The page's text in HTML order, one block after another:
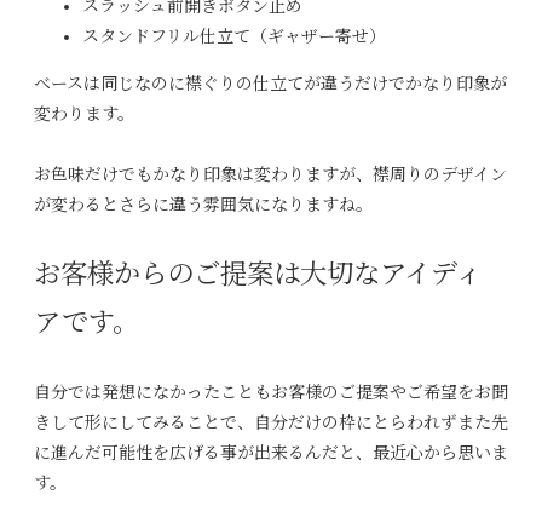
スラッシュ前開きボタン止め
スタンドフリル仕立て（ギャザー寄せ）
ベースは同じなのに襟ぐりの仕立てが違うだけでかなり印象が
変わります。
お色味だけでもかなり印象は変わりますが、襟周りのデザイン
が変わるとさらに違う雰囲気になりますね。
お客様からのご提案は大切なアイディ
アです。
自分では発想になかったこともお客様のご提案やご希望をお聞
きして形にしてみることで、自分だけの枠にとらわれずまた先
に進んだ可能性を広げる事が出来るんだと、最近心から思いま
す。